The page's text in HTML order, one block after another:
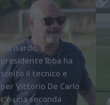
Barisardo, il
presidente Ibba ha
scelto il tecnico e
per Vittorio De Carlo
c'è una seconda